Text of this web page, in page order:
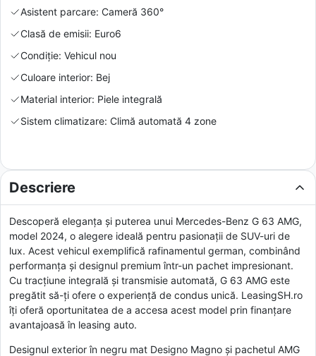
Asistent parcare: Cameră 360°
Clasă de emisii: Euro6
Condiție: Vehicul nou
Culoare interior: Bej
Material interior: Piele integrală
Sistem climatizare: Climă automată 4 zone
Descriere
Descoperă eleganța și puterea unui Mercedes-Benz G 63 AMG,
model 2024, o alegere ideală pentru pasionații de SUV-uri de
lux. Acest vehicul exemplifică rafinamentul german, combinând
performanța și designul premium într-un pachet impresionant.
Cu tracțiune integrală și transmisie automată, G 63 AMG este
pregătit să-ți ofere o experiență de condus unică. LeasingSH.ro
îți oferă oportunitatea de a accesa acest model prin finanțare
avantajoasă în leasing auto.
Designul exterior în negru mat Designo Magno și pachetul AMG